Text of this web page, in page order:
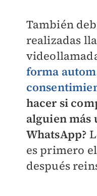
También
realizadas
forma
hacer si
alguien
WhatsApp?
es primero
después